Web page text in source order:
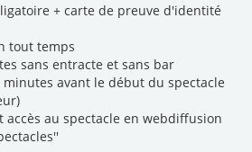
+ carte de preuve d'identité
tout temps
sans entracte et sans bar
avant le début du spectacle
accès au spectacle en webdiffusion